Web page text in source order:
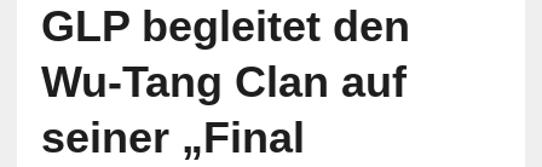
GLP begleitet den
Wu-Tang Clan auf
seiner „Final